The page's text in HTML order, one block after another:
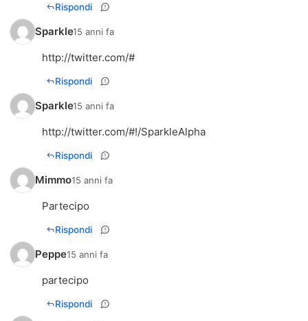
Rispondi
Sparkle15 anni fa
http://twitter.com/#
Rispondi
Sparkle15 anni fa
http://twitter.com/#!/SparkleAlpha
Rispondi
Mimmo15 anni fa
Partecipo
Rispondi
Peppe15 anni fa
partecipo
Rispondi